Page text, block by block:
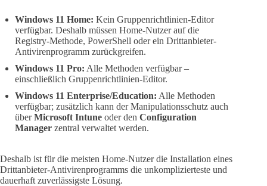
Windows 11 Home: Kein Gruppenrichtlinien-Editor
verfügbar. Deshalb müssen Home-Nutzer auf die
Registry-Methode, PowerShell oder ein Drittanbieter-
Antivirenprogramm zurückgreifen.
Windows 11 Pro: Alle Methoden verfügbar –
einschließlich Gruppenrichtlinien-Editor.
Windows 11 Enterprise/Education: Alle Methoden
verfügbar; zusätzlich kann der Manipulationsschutz auch
überMicrosoft Intune oder den Configuration
Manager zentral verwaltet werden.
Deshalb ist für die meisten Home-Nutzer die Installation eines
Drittanbieter-Antivirenprogramms die unkomplizierteste und
dauerhaft zuverlässigste Lösung.